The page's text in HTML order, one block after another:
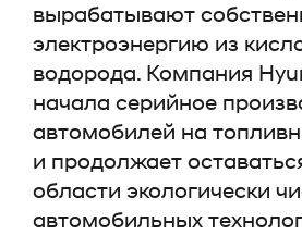
вырабатывают
электроэнергию из
водорода. Компания
начала серийное
автомобилей на
и продолжает
области экологически
автомобильных